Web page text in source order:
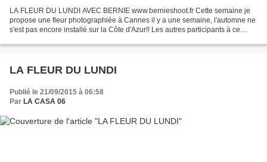
LA FLEUR DU LUNDI AVEC BERNIE www.bernieshoot.fr Cette semaine je
propose une fleur photographiée à Cannes il y a une semaine, l'automne ne
s'est pas encore installé sur la Côte d'Azur!! Les autres participants à ce
LA FLEUR DU LUNDI
Publié le 21/09/2015 à 06:58
Par LA CASA 06